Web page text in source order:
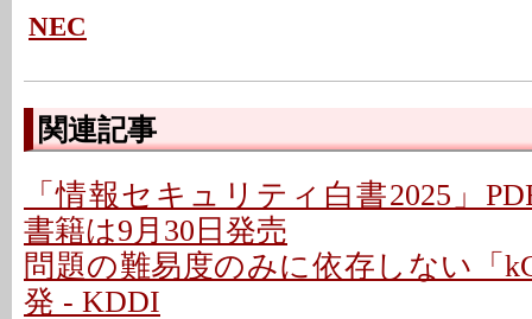
NEC
関連記事
「情報セキュリティ白書2025」
書籍は9月30日発売
問題の難易度のみに依存しない「
発 - KDDI